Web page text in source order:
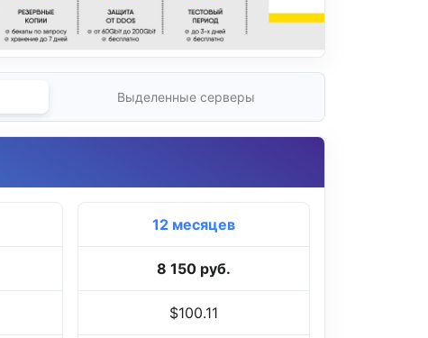
Выделенные серверы
12 месяцев
8 150 руб.
$100.11